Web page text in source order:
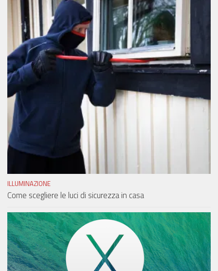
ILLUMINAZIONE
Come scegliere le luci di sicurezza in casa